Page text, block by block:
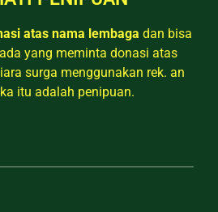
atas nama lembaga dan bisa
yang meminta donasi atas
surga menggunakan rek. an
itu adalah penipuan.